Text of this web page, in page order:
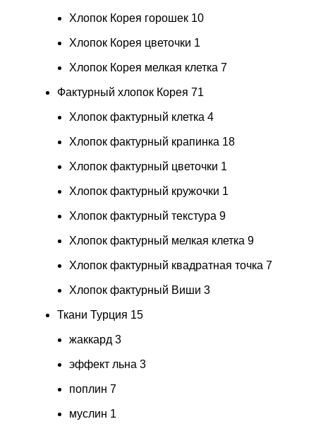
Хлопок Корея горошек 10
Хлопок Корея цветочки 1
Хлопок Корея мелкая клетка 7
Фактурный хлопок Корея 71
Хлопок фактурный клетка 4
Хлопок фактурный крапинка 18
Хлопок фактурный цветочки 1
Хлопок фактурный кружочки 1
Хлопок фактурный текстура 9
Хлопок фактурный мелкая клетка 9
Хлопок фактурный квадратная точка 7
Хлопок фактурный Виши 3
Ткани Турция 15
жаккард 3
эффект льна 3
поплин 7
муслин 1